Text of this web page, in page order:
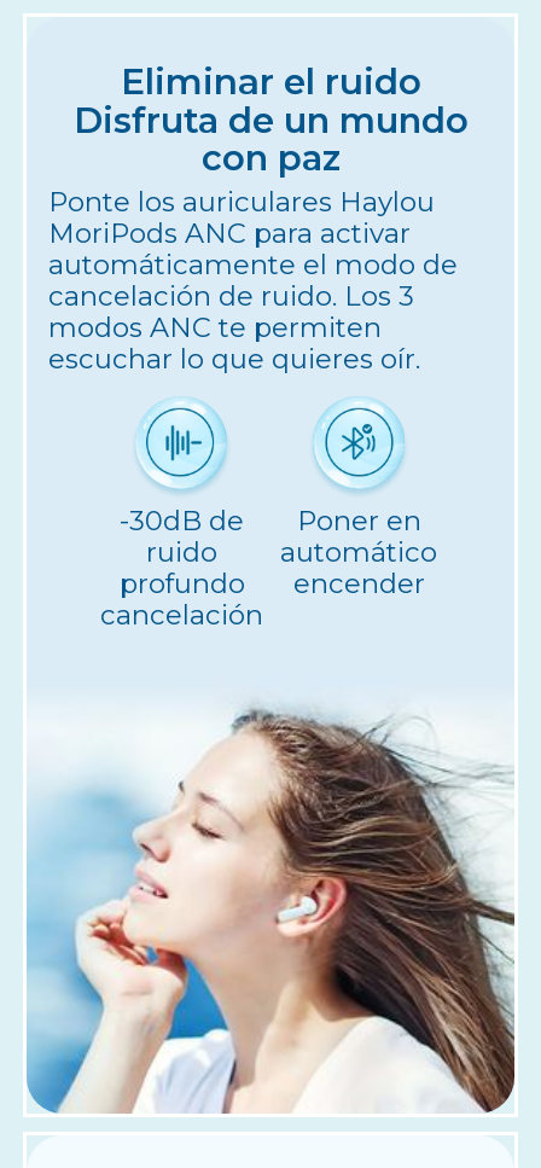
Eliminar el ruido
Disfruta de un mundo
con paz
Ponte los auriculares Haylou
MoriPods ANC para activar
automáticamente el modo de
cancelación de ruido. Los 3
modos ANC te permiten
escuchar lo que quieres oír.
-30dB de
ruido
profundo
cancelación
Poner en
automático
encender